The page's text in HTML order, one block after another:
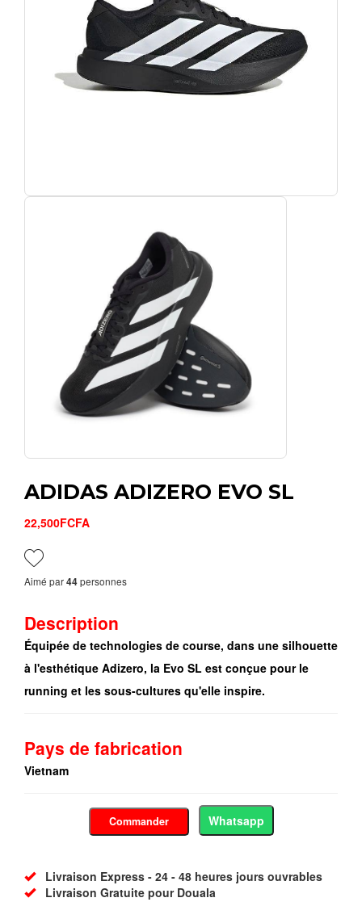
ADIDAS ADIZERO EVO SL
22,500FCFA
Aimé par44personnes
Description
Équipée de technologies de course, dans une silhouette
à l'esthétique Adizero, la Evo SL est conçue pour le
running et les sous-cultures qu'elle inspire.
Pays de fabrication
Vietnam
Commander Whatsapp
Livraison Express - 24 - 48 heures jours ouvrables
Livraison Gratuite pour Douala